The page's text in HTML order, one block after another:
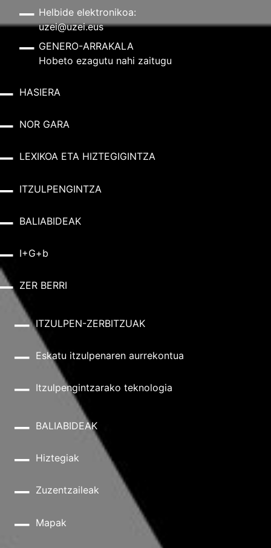
Helbide elektronikoa:
uzei@uzei.eus
GENERO-ARRAKALA
Hobeto ezagutu nahi zaitugu
HASIERA
NOR GARA
LEXIKOA ETA HIZTEGIGINTZA
ITZULPENGINTZA
BALIABIDEAK
I+G+b
ZER BERRI
ITZULPEN-ZERBITZUAK
Eskatu itzulpenaren aurrekontua
Itzulpengintzarako teknologia
BALIABIDEAK
Hiztegiak
Zuzentzaileak
Mapak